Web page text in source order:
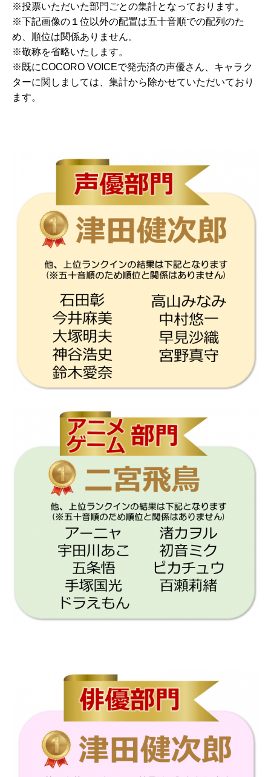
※投票いただいた部門ごとの集計となっております。
※下記画像の１位以外の配置は五十音順での配列のた
め、順位は関係ありません。
※敬称を省略いたします。
※既にCOCORO VOICEで発売済の声優さん、キャラク
ターに関しましては、集計から除かせていただいており
ます。